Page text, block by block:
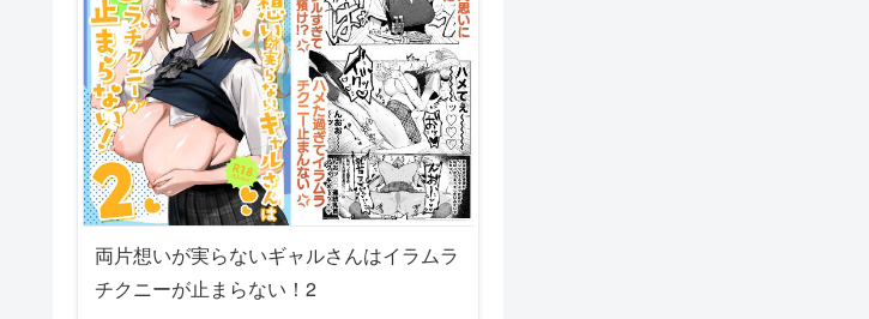
両片想いが実らないギャルさんはイラムラ
チクニーが止まらない！2